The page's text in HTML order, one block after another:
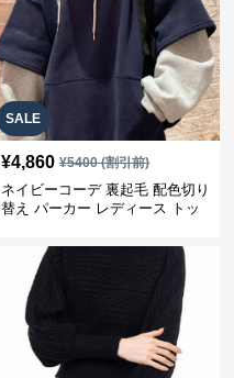
SALE
¥4,860 ¥5400(割引前)
ネイビーコーデ 裏起毛 配色切り
替え パーカー レディース トッ